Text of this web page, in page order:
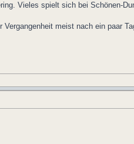
Vieles spielt sich bei Schönen-
meist nach ein paar